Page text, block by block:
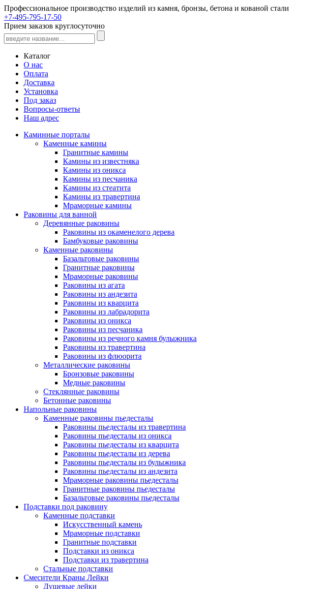
Профессиональное производство изделий из камня, бронзы, бетона и кованой стали
+7-495-795-17-50
Прием заказов круглосуточно
Каталог
О нас
Оплата
Доставка
Установка
Под заказ
Вопросы-ответы
Наш адрес
Каминные порталы
Каменные камины
Гранитные камины
Камины из известняка
Камины из оникса
Камины из песчаника
Камины из стеатита
Камины из травертина
Мраморные камины
Раковины для ванной
Деревянные раковины
Раковины из окаменелого дерева
Бамбуковые раковины
Каменные раковины
Базальтовые раковины
Гранитные раковины
Мраморные раковины
Раковины из агата
Раковины из андезита
Раковины из кварцита
Раковины из лабрадорита
Раковины из оникса
Раковины из песчаника
Раковины из речного камня булыжника
Раковины из травертина
Раковины из флюорита
Металлические раковины
Бронзовые раковины
Медные раковины
Стеклянные раковины
Бетонные раковины
Напольные раковины
Каменные раковины пьедесталы
Раковины пьедесталы из травертина
Раковины пьедесталы из оникса
Раковины пьедесталы из кварцита
Раковины пьедесталы из дерева
Раковины пьедесталы из булыжника
Раковины пьедесталы из андезита
Мраморные раковины пьедесталы
Гранитные раковины пьедесталы
Базальтовые раковины пьедесталы
Подставки под раковину
Каменные подставки
Искусственный камень
Мраморные подставки
Гранитные подставки
Подставки из оникса
Подставки из травертина
Стальные подставки
Смесители Краны Лейки
Душевые лейки